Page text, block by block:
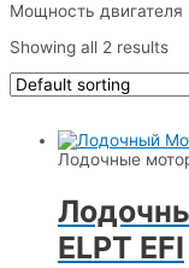
Мощность двигателя
Showing all 2 results
Лодочные
ELPT EFI